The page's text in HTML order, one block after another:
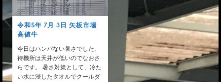
令和5年 7月 3日 矢板市場
高値牛
今日はハンパない暑さでした。
待機所は天井が低いのでなおさ
らです。 暑さ対策として、冷た
い水に浸したタオルでクールダ